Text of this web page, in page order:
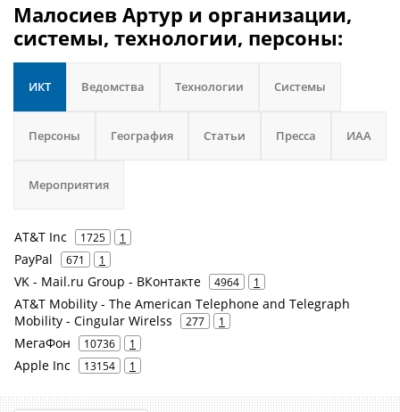
Малосиев Артур и организации,
системы, технологии, персоны:
ИКТ Ведомства Технологии Системы
Персоны География Статьи Пресса ИАА
Мероприятия
AT&T Inc 1725 1
PayPal 671 1
VK - Mail.ru Group - ВКонтакте 4964 1
AT&T Mobility - The American Telephone and Telegraph
Mobility - Cingular Wirelss
277 1
МегаФон 10736 1
Apple Inc 13154 1